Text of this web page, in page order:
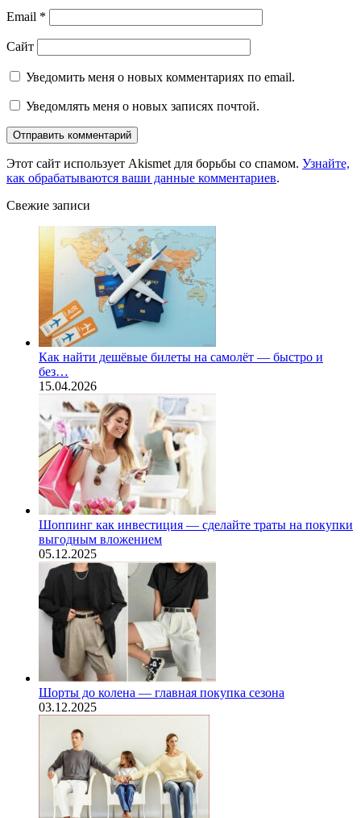
Email *
Сайт
Уведомить меня о новых комментариях по email.
Уведомлять меня о новых записях почтой.
Этот сайт использует Akismet для борьбы со спамом. Узнайте,
как обрабатываются ваши данные комментариев.
Свежие записи
Как найти дешёвые билеты на самолёт — быстро и
без…
15.04.2026
Шоппинг как инвестиция — сделайте траты на покупки
выгодным вложением
05.12.2025
Шорты до колена — главная покупка сезона
03.12.2025